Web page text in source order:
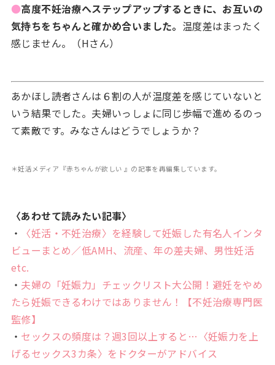
●高度不妊治療へステップアップするときに、お互いの
気持ちをちゃんと確かめ合いました。 温度差はまったく
感じません。（Hさん）
あかほし読者さんは６割の人が温度差を感じていないと
いう結果でした。夫婦いっしょに同じ歩幅で進めるのっ
て素敵です。みなさんはどうでしょうか？
＊妊活メディア『赤ちゃんが欲しい 』の記事を再編集しています。
〈あわせて読みたい記事〉
・
〈妊活・不妊治療〉を経験して妊娠した有名人インタ
ビューまとめ／低AMH、流産、年の差夫婦、男性妊活
etc.
・ 夫婦の「妊娠力」チェックリスト大公開！避妊をやめ
たら妊娠できるわけではありません！【不妊治療専門医
監修】
・ セックスの頻度は？週3回以上すると…〈妊娠力を上
げるセックス3カ条〉をドクターがアドバイス